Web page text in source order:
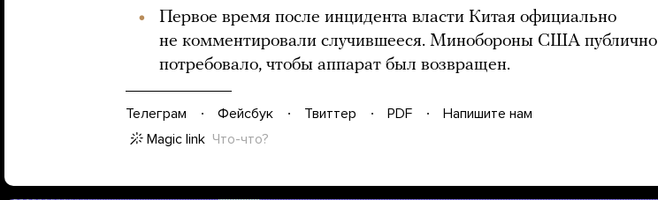
Первое время после инцидента власти Китая официально
не комментировали случившееся. Минобороны США публично
потребовало, чтобы аппарат был возвращен.
Телеграм Фейсбук Твиттер PDF
Напишите нам
Magic link Что-что?